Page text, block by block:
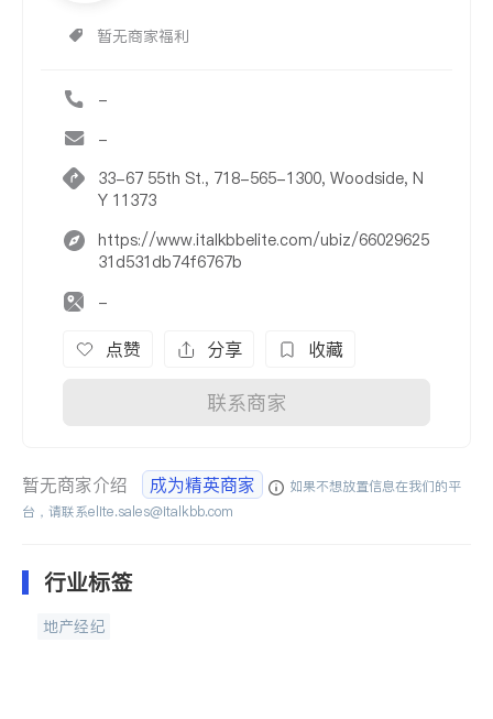
暂无商家福利
-
-
33-67 55th St., 718-565-1300, Woodside, N
Y 11373
https://www.italkbbelite.com/ubiz/66029625
31d531db74f6767b
-
点赞 分享 收藏
联系商家
暂无商家介绍 成为精英商家
如果不想放置信息在我们的平
台，请联系elite.sales@italkbb.com
行业标签
地产经纪